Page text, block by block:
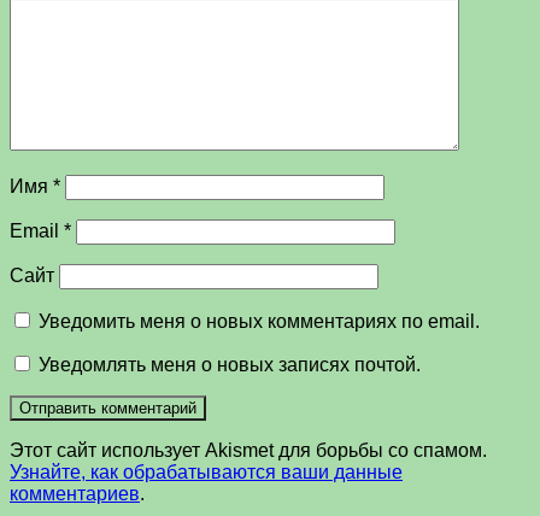
Имя *
Email *
Сайт
Уведомить меня о новых комментариях по email.
Уведомлять меня о новых записях почтой.
Этот сайт использует Akismet для борьбы со спамом.
Узнайте, как обрабатываются ваши данные
комментариев.